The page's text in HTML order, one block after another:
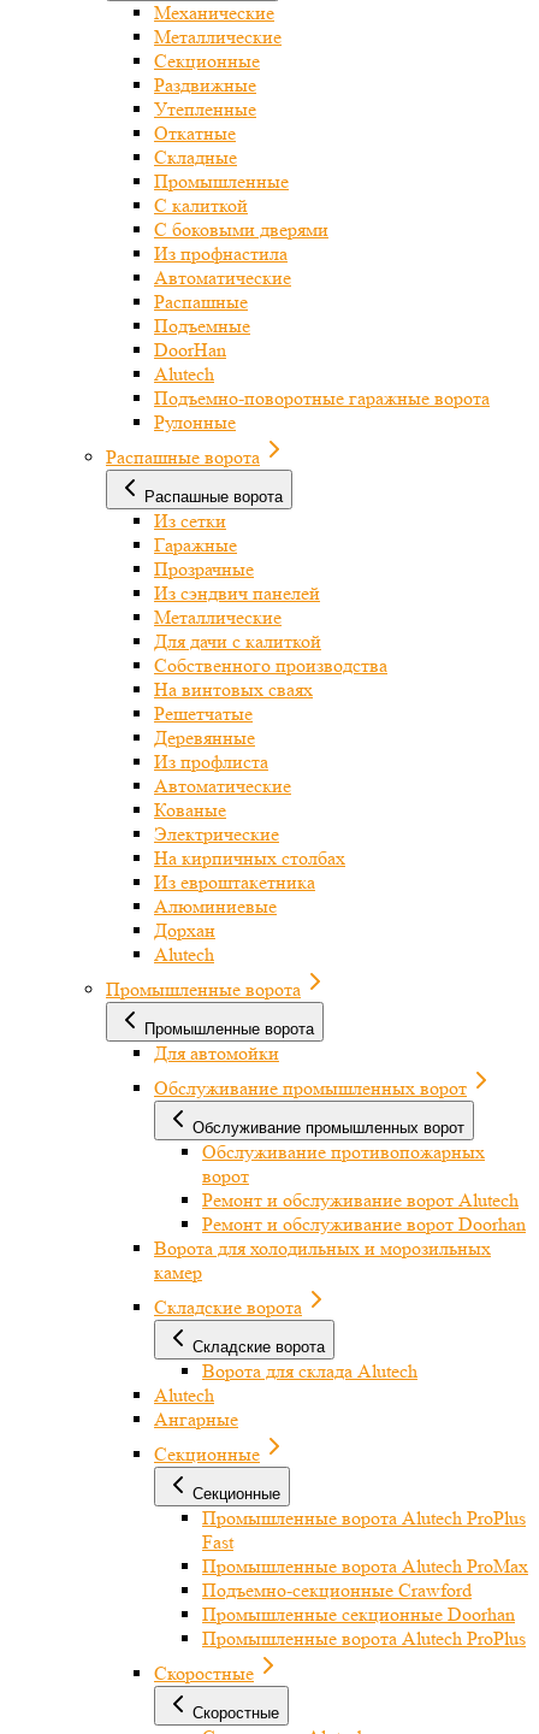
Механические
Металлические
Секционные
Раздвижные
Утепленные
Откатные
Складные
Промышленные
С калиткой
С боковыми дверями
Из профнастила
Автоматические
Распашные
Подъемные
DoorHan
Alutech
Подъемно-поворотные гаражные ворота
Рулонные
Распашные ворота
Распашные ворота
Из сетки
Гаражные
Прозрачные
Из сэндвич панелей
Металлические
Для дачи с калиткой
Собственного производства
На винтовых сваях
Решетчатые
Деревянные
Из профлиста
Автоматические
Кованые
Электрические
На кирпичных столбах
Из евроштакетника
Алюминиевые
Дорхан
Alutech
Промышленные ворота
Промышленные ворота
Для автомойки
Обслуживание промышленных ворот
Обслуживание промышленных ворот
Обслуживание противопожарных
ворот
Ремонт и обслуживание ворот Alutech
Ремонт и обслуживание ворот Doorhan
Ворота для холодильных и морозильных
камер
Складские ворота
Складские ворота
Ворота для склада Alutech
Alutech
Ангарные
Секционные
Секционные
Промышленные ворота Alutech ProPlus
Fast
Промышленные ворота Alutech ProMax
Подъемно-секционные Crawford
Промышленные секционные Doorhan
Промышленные ворота Alutech ProPlus
Скоростные
Скоростные